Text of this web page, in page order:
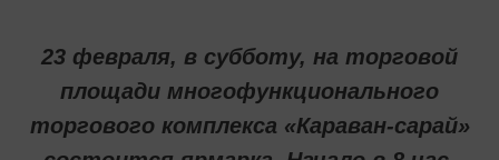
23 февраля, в субботу, на торговой
площади многофункционального
торгового комплекса «Караван-сарай»